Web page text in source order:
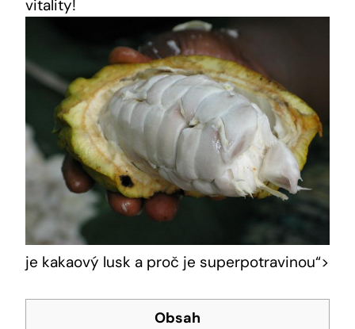
vitality!
je kakaový lusk a proč je superpotravinou“>
Obsah